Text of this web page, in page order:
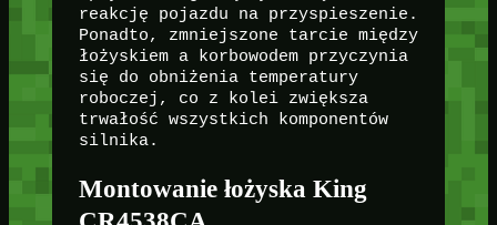
reakcję pojazdu na przyspieszenie.
Ponadto, zmniejszone tarcie między
łożyskiem a korbowodem przyczynia
się do obniżenia temperatury
roboczej, co z kolei zwiększa
trwałość wszystkich komponentów
silnika.
Montowanie łożyska King